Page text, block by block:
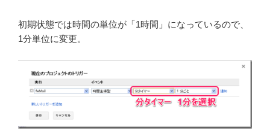
初期状態では時間の単位が「1時間」になっているので、
1分単位に変更。